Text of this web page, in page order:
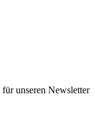
unseren Newsletter